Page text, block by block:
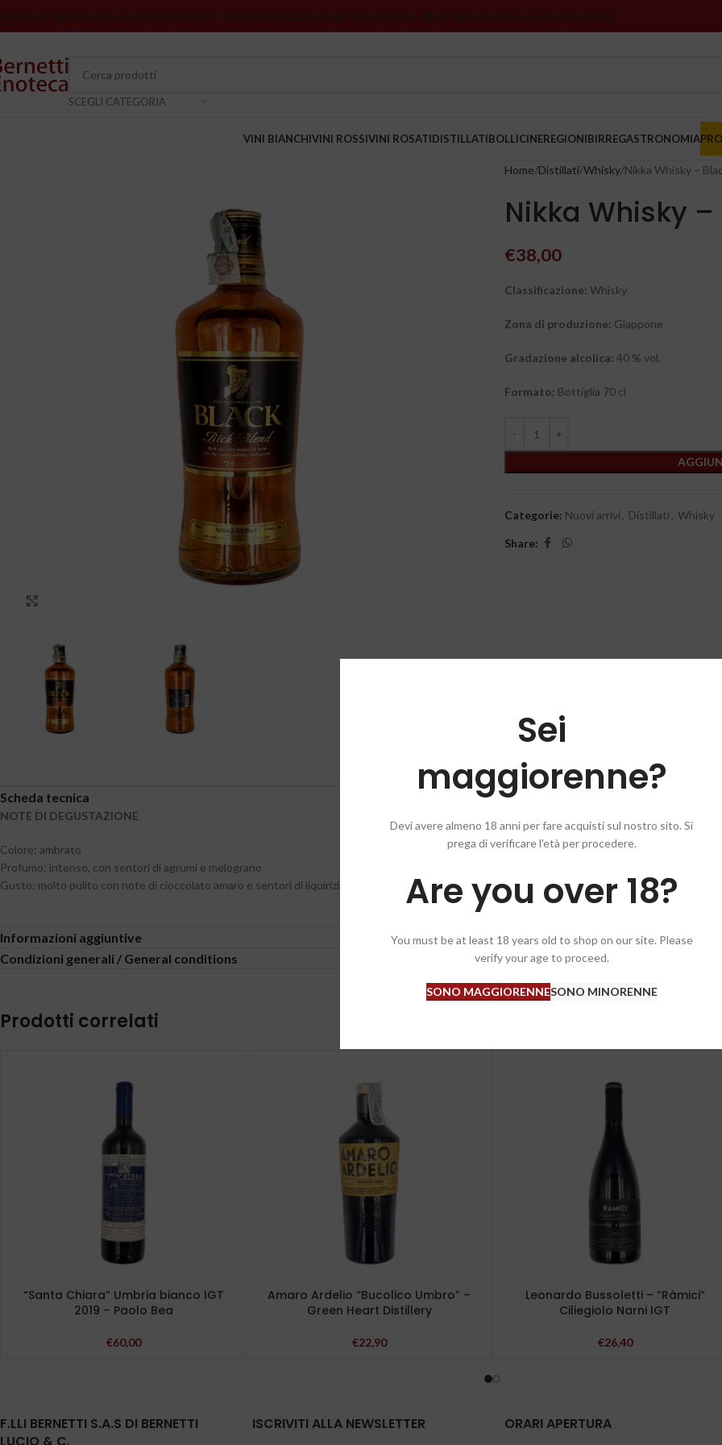
Sei
maggiorenne?
Devi avere almeno 18 anni per fare acquisti sul nostro sito. Si
prega di verificare l'età per procedere.
Are you over 18?
You must be at least 18 years old to shop on our site. Please
verify your age to proceed.
SONO MAGGIORENNESONO MINORENNE
Spedizioni sopra 150€ GRATIS in ItaliaI vini senza indicazione di annata si riferiscono all’ultima annata disponibile
SCEGLI CATEGORIA
VINI BIANCHIVINI ROSSIVINI ROSATIDISTILLATIBOLLICINEREGIONIBIRREGASTRONOMIA
Home Distillati Whisky Nikka Whisky –
Nikka Whisky
€38,00
Classificazione: Whisky
Zona di produzione: Giappone
Gradazione alcolica: 40 % vol.
Formato: Bottiglia 70 cl
Categorie: Nuovi arrivi , Distillati , Whisky
Share:
Scheda tecnica
NOTE DI DEGUSTAZIONE
Colore: ambrato
Profumo: intenso, con sentori di agrumi e melograno
Gusto: molto pulito con note di cioccolato amaro e sentori di liquirizia.
Informazioni aggiuntive
Condizioni generali / General conditions
Prodotti correlati
“Santa Chiara” Umbria bianco IGT
2019 – Paolo Bea
€60,00
Amaro Ardelio “Bucolico Umbro” –
Green Heart Distillery
€22,90
Leonardo Bussoletti – “Ràmici”
Ciliegiolo Narni IGT
€26,40
F.LLI BERNETTI S.A.S DI BERNETTI
ISCRIVITI ALLA NEWSLETTER ORARI APERTURA